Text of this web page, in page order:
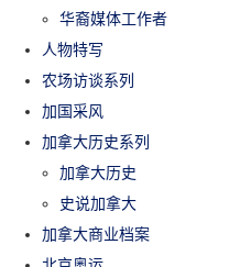
华裔媒体工作者
人物特写
农场访谈系列
加国采风
加拿大历史系列
加拿大历史
史说加拿大
加拿大商业档案